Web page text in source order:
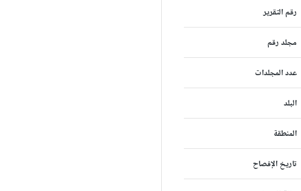
رقم التقرير
مجلد رقم
عدد المجلدات
البلد
المنطقة
تاريخ الإفصاح